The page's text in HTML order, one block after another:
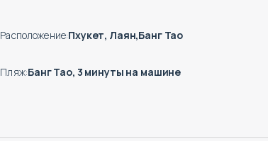
Расположение:Пхукет, Лаян,Банг Тао
Пляж:Банг Тао, 3 минуты на машине